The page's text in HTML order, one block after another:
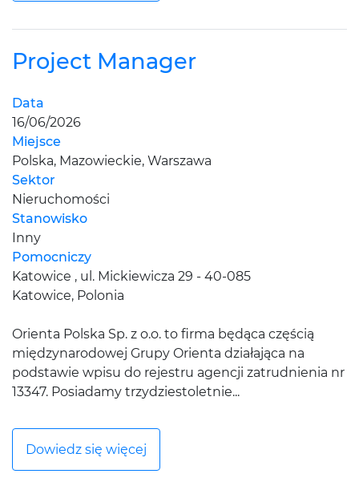
Project Manager
Data
16/06/2026
Miejsce
Polska, Mazowieckie, Warszawa
Sektor
Nieruchomości
Stanowisko
Inny
Pomocniczy
Katowice , ul. Mickiewicza 29 - 40-085
Katowice, Polonia
Orienta Polska Sp. z o.o. to firma będąca częścią
międzynarodowej Grupy Orienta działająca na
podstawie wpisu do rejestru agencji zatrudnienia nr
13347. Posiadamy trzydziestoletnie...
Dowiedz się więcej